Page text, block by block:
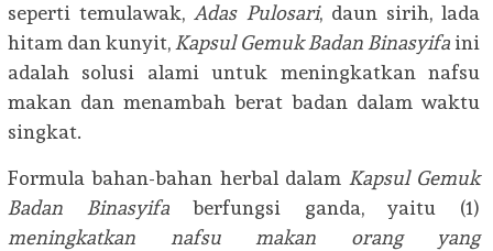
seperti temulawak, Adas Pulosari, daun sirih, lada
hitam dan kunyit, Kapsul Gemuk Badan Binasyifaini
adalah solusi alami untuk meningkatkan nafsu
makan dan menambah berat badan dalam waktu
singkat.
Formula bahan-bahan herbal dalam Kapsul Gemuk
Badan Binasyifaberfungsi ganda, yaitu (1)
meningkatkan nafsu makan orang yang